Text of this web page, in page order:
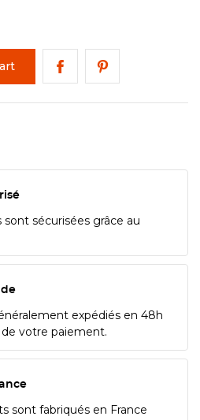
sont sécurisées grâce au
expédiés en 48h
votre paiement.
sont fabriqués en France